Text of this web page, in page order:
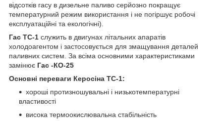
відсотків гасу в дизельне паливо серйозно покращує
температурний режим використання і не погіршує робочі
експлуатаційні та екологічні).
Гас ТС-1 служить в двигунах літальних апаратів
холодоагентом і застосовується для змащування деталей
паливних систем. За всіма основними характеристиками
замінює Гас -КО-25
Основні переваги Керосіна ТС-1:
хороші протизношувальні і низькотемпературні
властивості
висока термоокислювальна стабільність